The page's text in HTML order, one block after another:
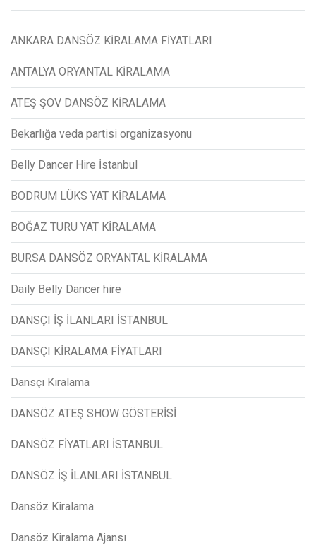
ANKARA DANSÖZ KİRALAMA FİYATLARI
ANTALYA ORYANTAL KİRALAMA
ATEŞ ŞOV DANSÖZ KİRALAMA
Bekarlığa veda partisi organizasyonu
Belly Dancer Hire İstanbul
BODRUM LÜKS YAT KİRALAMA
BOĞAZ TURU YAT KİRALAMA
BURSA DANSÖZ ORYANTAL KİRALAMA
Daily Belly Dancer hire
DANSÇI İŞ İLANLARI İSTANBUL
DANSÇI KİRALAMA FİYATLARI
Dansçı Kiralama
DANSÖZ ATEŞ SHOW GÖSTERİSİ
DANSÖZ FİYATLARI İSTANBUL
DANSÖZ İŞ İLANLARI İSTANBUL
Dansöz Kiralama
Dansöz Kiralama Ajansı